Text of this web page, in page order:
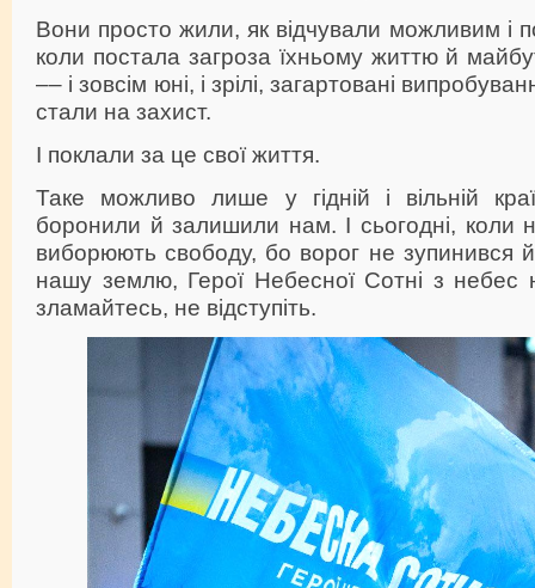
Вони просто жили, як відчували можливим і
коли постала загроза їхньому життю й
–– і зовсім юні, і зрілі, загартовані
стали на захист.
І поклали за це свої життя.
Таке можливо лише у гідній і вільній
боронили й залишили нам. І сьогодні, коли
виборюють свободу, бо ворог не зупинився
нашу землю, Герої Небесної Сотні з небес
зламайтесь, не відступіть.